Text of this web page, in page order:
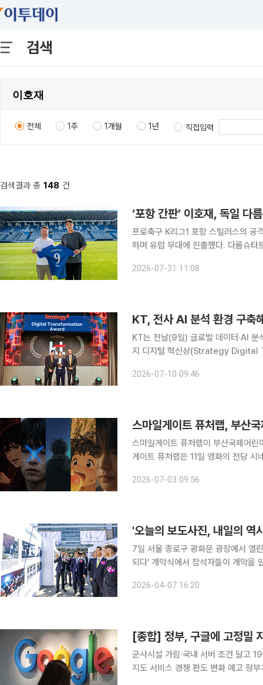
검색
전체 1주 1개월 1년 직접입력
검색결과 총 148 건
‘포항 간판’ 이호재, 독일
프로축구 K리그1 포항 스틸러스의
하며 유럽 무대에 진출했다. 다름슈타트는 29일(현지시간) 구단 홈페이지를 통해 “한국 1부리그 포
2026-07-31 11:08
KT는 전날(9일) 글로벌 데이터·AI
지 디지털 혁신상(Strategy Digital
포
2026-07-10 09:46
스마일게이트 퓨처랩이 부산국제어린이
게이트 퓨처랩은 11일 영화의 전당
Film 2026’에 참가한 창작자가 직접
2026-07-03 09:56
7일 서울 종로구 광화문 광장에서 열
되다' 개막식에서 참석자들이 개막을
연 청와대 홍보수석, 오세훈 서울시장
2026-04-07 16:20
군사시설 가림·국내 서버 조건 달고
지도 서비스 경쟁 판도 변화 예고 정부가 구글의 고정밀 지도 국외 반출을 엄격한 보안 조건을 전제